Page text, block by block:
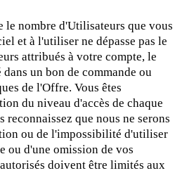
le nombre d'Utilisateurs que vous
et à l'utiliser ne dépasse pas le
attribués à votre compte, le
un bon de commande ou
de l'Offre. Vous êtes
du niveau d'accès de chaque
que nous ne serons
ou de l'impossibilité d'utiliser
ou d'une omission de vos
doivent être limités aux